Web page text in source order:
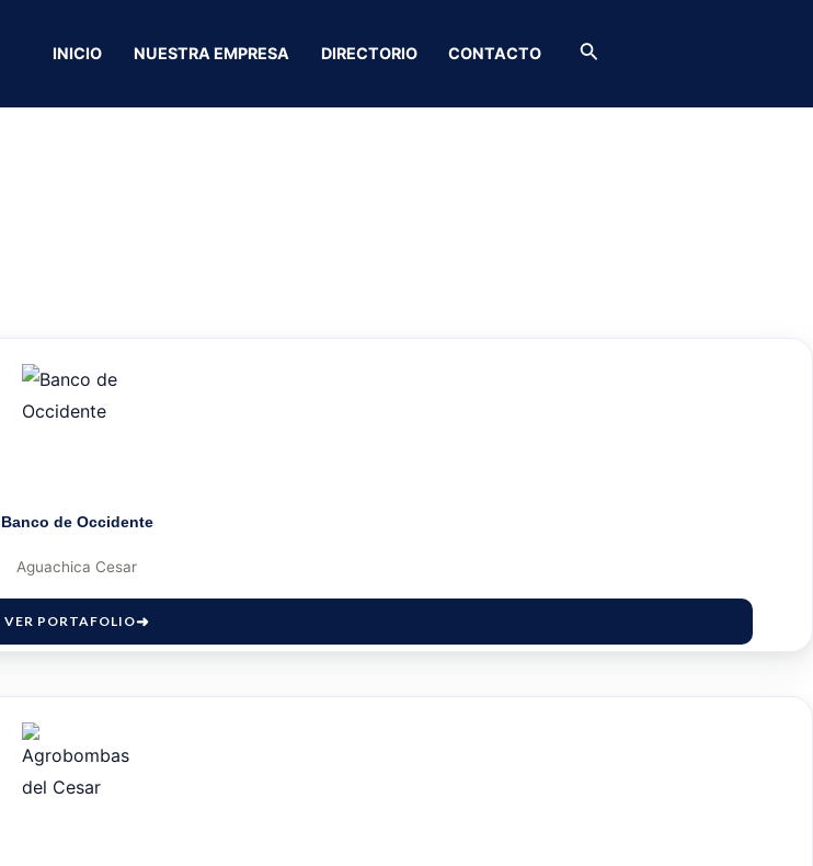
INICIO NUESTRA EMPRESA DIRECTORIO CONTACTO Buscar
Residencia S&E
Banco de Occidente
Aguachica Cesar
VER PORTAFOLIO